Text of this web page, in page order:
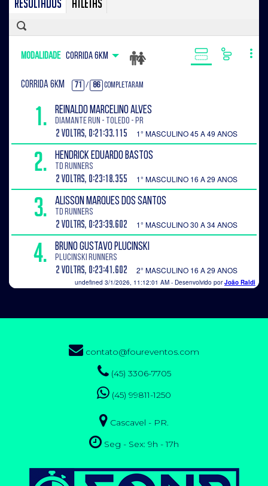
contato@foureventos.com
(45) 3306-7705
(45) 99811-1250
Cascavel - PR.
Seg - Sex: 9h - 17h